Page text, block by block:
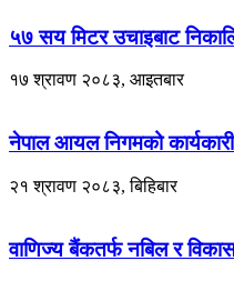
५७ सय मिटर उचाइबाट
१७ श्रावण २०८३, आइतबार
नेपाल आयल निगमको
२१ श्रावण २०८३, बिहिबार
वाणिज्य बैंकतर्फ नबिल र